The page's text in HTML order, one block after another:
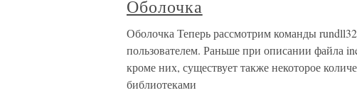
Оболочка
Оболочка Теперь рассмотрим команды
пользователем. Раньше при описании файла
кроме них, существует также некоторое
библиотеками